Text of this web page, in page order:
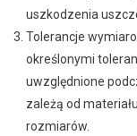
uszkodzenia
Tolerancje
określonymi
uwzględnione
zależą od
rozmiarów.